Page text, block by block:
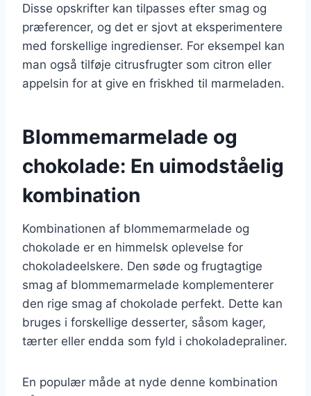
Disse opskrifter kan tilpasses efter smag og
præferencer, og det er sjovt at eksperimentere
med forskellige ingredienser. For eksempel kan
man også tilføje citrusfrugter som citron eller
appelsin for at give en friskhed til marmeladen.
Blommemarmelade og
chokolade: En uimodståelig
kombination
Kombinationen af blommemarmelade og
chokolade er en himmelsk oplevelse for
chokoladeelskere. Den søde og frugtagtige
smag af blommemarmelade komplementerer
den rige smag af chokolade perfekt. Dette kan
bruges i forskellige desserter, såsom kager,
tærter eller endda som fyld i chokoladepraliner.
En populær måde at nyde denne kombination